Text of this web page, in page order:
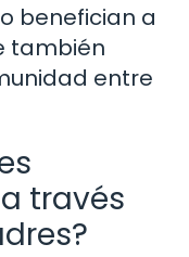
benefician a
también
entre
través